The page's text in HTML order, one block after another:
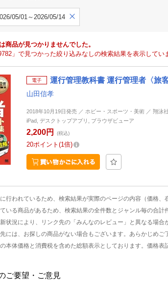
05/01～2026/05/14
商品が見つかりませんでした。
」で見つかった絞り込みなしの検索結果を表示してい
電子 運行管理教科書 運行管理者〈旅
山田信孝
2018年10月19日発売 ／ ホビー・スポーツ・美術 ／ 翔泳
iPad, デスクトップアプリ, ブラウザビューア
2,200円 (税込)
20ポイント 1倍
行われているため、検索結果が実際のページの内容（価格
いる商品があるため、検索結果の全件数とジャンル毎の合計
状況により、リンク先の「みんなのレビュー」と異なる場合
には、お探しの商品がない場合もございます。あらかじめ
本体価格と消費税を含めた総額表示としております。価格表
ご要望・ご意見